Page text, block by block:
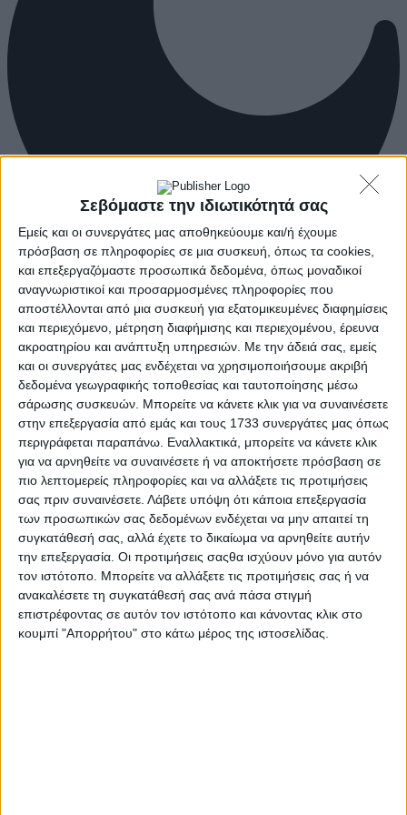
Σεβόμαστε την ιδιωτικότητά σας
Εμείς και οι συνεργάτες μας αποθηκεύουμε και/ή έχουμε
πρόσβαση σε πληροφορίες σε μια συσκευή, όπως τα cookies,
και επεξεργαζόμαστε προσωπικά δεδομένα, όπως μοναδικοί
αναγνωριστικοί και προσαρμοσμένες πληροφορίες που
αποστέλλονται από μια συσκευή για εξατομικευμένες διαφημίσεις
και περιεχόμενο, μέτρηση διαφήμισης και περιεχομένου, έρευνα
ακροατηρίου και ανάπτυξη υπηρεσιών. Με την άδειά σας, εμείς
και οι συνεργάτες μας ενδέχεται να χρησιμοποιήσουμε ακριβή
δεδομένα γεωγραφικής τοποθεσίας και ταυτοποίησης μέσω
σάρωσης συσκευών. Μπορείτε να κάνετε κλικ για να συναινέσετε
στην επεξεργασία από εμάς και τους 1733 συνεργάτες μας όπως
περιγράφεται παραπάνω. Εναλλακτικά, μπορείτε να κάνετε κλικ
για να αρνηθείτε να συναινέσετε ή να αποκτήσετε πρόσβαση σε
πιο λεπτομερείς πληροφορίες και να αλλάξετε τις προτιμήσεις
σας πριν συναινέσετε. Λάβετε υπόψη ότι κάποια επεξεργασία
των προσωπικών σας δεδομένων ενδέχεται να μην απαιτεί τη
συγκατάθεσή σας, αλλά έχετε το δικαίωμα να αρνηθείτε αυτήν
την επεξεργασία. Οι προτιμήσεις σαςθα ισχύουν μόνο για αυτόν
τον ιστότοπο. Μπορείτε να αλλάξετε τις προτιμήσεις σας ή να
ανακαλέσετε τη συγκατάθεσή σας ανά πάσα στιγμή
επιστρέφοντας σε αυτόν τον ιστότοπο και κάνοντας κλικ στο
κουμπί "Απορρήτου" στο κάτω μέρος της ιστοσελίδας.